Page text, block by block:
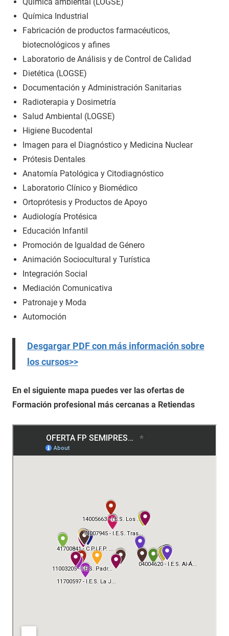
Química Industrial
Fabricación de productos farmacéuticos,
biotecnológicos y afines
Laboratorio de Análisis y de Control de Calidad
Dietética (LOGSE)
Documentación y Administración Sanitarias
Radioterapia y Dosimetría
Salud Ambiental (LOGSE)
Higiene Bucodental
Imagen para el Diagnóstico y Medicina Nuclear
Prótesis Dentales
Anatomía Patológica y Citodiagnóstico
Laboratorio Clínico y Biomédico
Ortoprótesis y Productos de Apoyo
Audiología Protésica
Educación Infantil
Promoción de Igualdad de Género
Animación Sociocultural y Turística
Integración Social
Mediación Comunicativa
Patronaje y Moda
Automoción
Desgargar PDF con más información sobre
los cursos>>
En el siguiente mapa puedes ver las ofertas de
Formación profesional más cercanas a Retiendas